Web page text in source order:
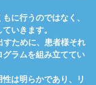
に行うのではなく、
いきます。
すために、患者様それ
ラムを組み立ててい
は明らかであり、リ